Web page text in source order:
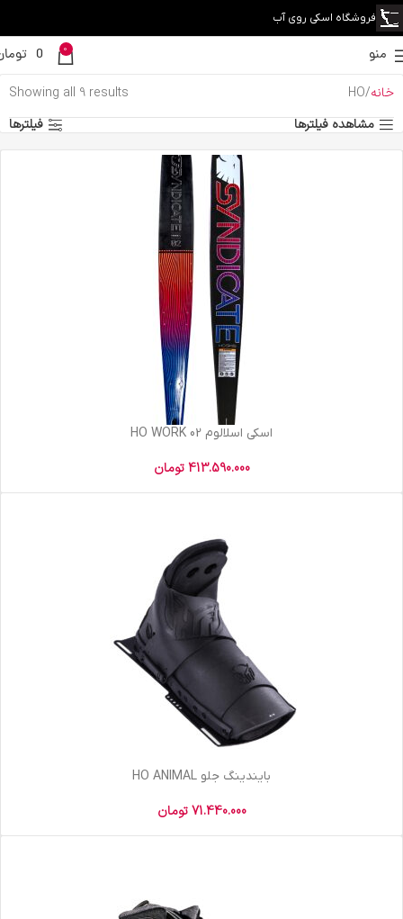
فروشگاه اسکی روی آب
منو 0
0
خانه HO
Showing all 9 results
مشاهده فیلترها
فیلترها
اسکی اسلالوم HO WORK 02
413.590.000 تومان
بایندینگ جلو HO ANIMAL
71.440.000 تومان